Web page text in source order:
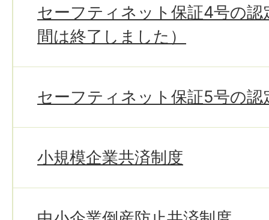
セーフティネット保証4号の
間は終了しました）
セーフティネット保証5号の認
小規模企業共済制度